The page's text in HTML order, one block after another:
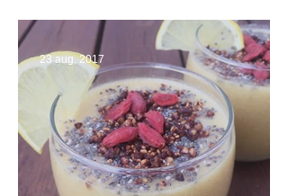
23 aug. 2017